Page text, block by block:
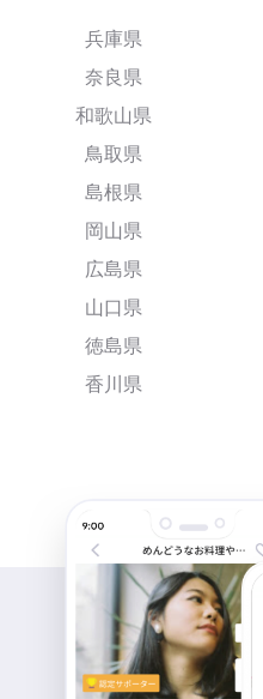
兵庫県
奈良県
和歌山県
鳥取県
島根県
岡山県
広島県
山口県
徳島県
香川県